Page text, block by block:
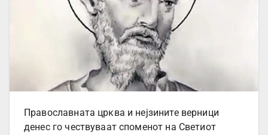
Православната црква и нејзините верници
денес го чествуваат споменот на Светиот